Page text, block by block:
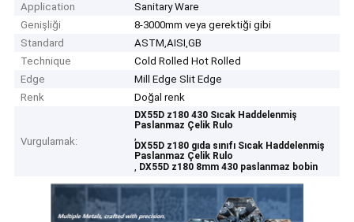
Application
Sanitary Ware
Genişliği
8-3000mm veya gerektiği gibi
Standard
ASTM,AISI,GB
Technique
Cold Rolled Hot Rolled
Edge
Mill Edge Slit Edge
Renk
Doğal renk
Vurgulamak:
DX55D z180 430 Sıcak Haddelenmiş
Paslanmaz Çelik Rulo
,
DX55D z180 gıda sınıfı Sıcak Haddelenmiş
Paslanmaz Çelik Rulo
, DX55D z180 8mm 430 paslanmaz bobin